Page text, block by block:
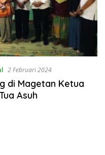
2 Februari 2024
di Magetan Ketua
Asuh